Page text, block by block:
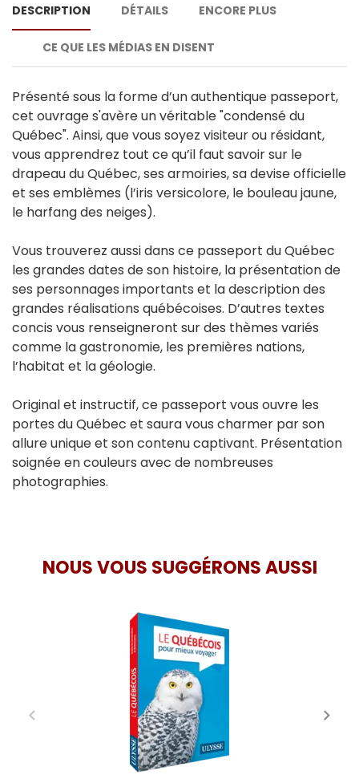
DESCRIPTION DÉTAILS ENCORE PLUS
CE QUE LES MÉDIAS EN DISENT
Présenté sous la forme d’un authentique passeport,
cet ouvrage s'avère un véritable "condensé du
Québec". Ainsi, que vous soyez visiteur ou résidant,
vous apprendrez tout ce qu’il faut savoir sur le
drapeau du Québec, ses armoiries, sa devise officielle
et ses emblèmes (l’iris versicolore, le bouleau jaune,
le harfang des neiges).
Vous trouverez aussi dans ce passeport du Québec
les grandes dates de son histoire, la présentation de
ses personnages importants et la description des
grandes réalisations québécoises. D’autres textes
concis vous renseigneront sur des thèmes variés
comme la gastronomie, les premières nations,
l’habitat et la géologie.
Original et instructif, ce passeport vous ouvre les
portes du Québec et saura vous charmer par son
allure unique et son contenu captivant. Présentation
soignée en couleurs avec de nombreuses
photographies.
NOUS VOUS SUGGÉRONS AUSSI